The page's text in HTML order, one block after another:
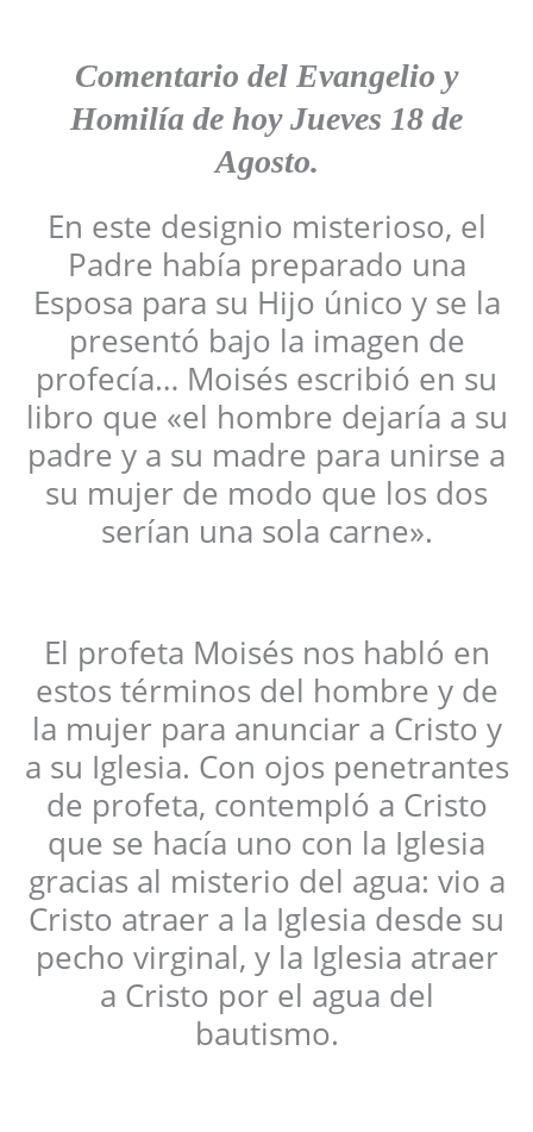
Comentario del Evangelio y
Homilía de hoy Jueves 18 de
Agosto.
En este designio misterioso, el
Padre había preparado una
Esposa para su Hijo único y se la
presentó bajo la imagen de
profecía… Moisés escribió en su
libro que «el hombre dejaría a su
padre y a su madre para unirse a
su mujer de modo que los dos
serían una sola carne».
El profeta Moisés nos habló en
estos términos del hombre y de
la mujer para anunciar a Cristo y
a su Iglesia. Con ojos penetrantes
de profeta, contempló a Cristo
que se hacía uno con la Iglesia
gracias al misterio del agua: vio a
Cristo atraer a la Iglesia desde su
pecho virginal, y la Iglesia atraer
a Cristo por el agua del
bautismo.